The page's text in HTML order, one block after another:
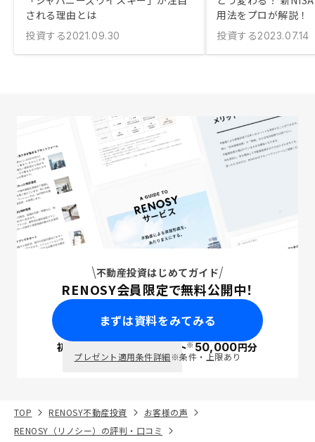
される理由とは
投資する2021.09.30
用法をプロが解説！
投資する2023.07.14
不動産投資はじめてガイド
RENOSY会員限定で無料公開中！
まずは資料をみてみる
初回面談で ポイント※50,000円分
プレゼント適用条件詳細※条件・上限あり
TOP RENOSY不動産投資
お客様の声
RENOSY（リノシー）の評判・口コミ